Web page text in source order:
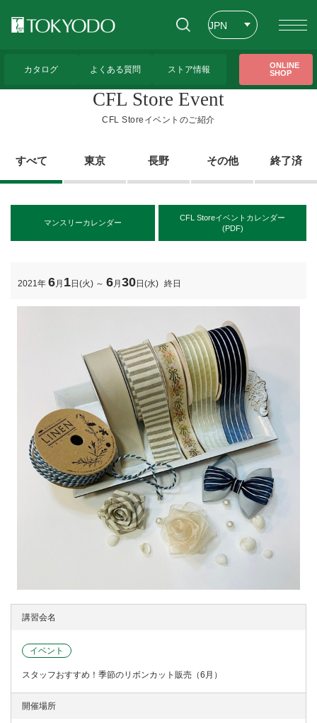
JPN
カタログ よくある質問 ストア情報
ONLINE
SHOP
CFL Store Event
CFL Storeイベントのご紹介
すべて 東京 長野 その他 終了済
マンスリーカレンダー
CFL Storeイベントカレンダー
(PDF)
2021年 6月 1日(火) ～ 6月 30日(水) 終日
イベント
スタッフおすすめ！季節のリボンカット販売（6月）